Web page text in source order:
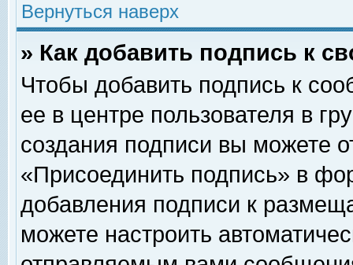
Вернуться наверх
» Как добавить подпись к
Чтобы добавить подпись к
ее в центре пользователя в
создания подписи вы можете
«Присоединить подпись» в
добавления подписи к
можете настроить